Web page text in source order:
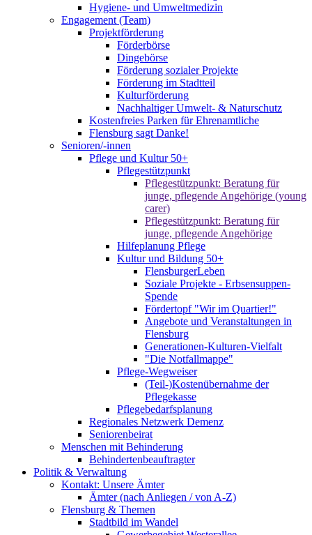
Hygiene- und Umweltmedizin
Engagement (Team)
Projektförderung
Förderbörse
Dingebörse
Förderung sozialer Projekte
Förderung im Stadtteil
Kulturförderung
Nachhaltiger Umwelt- & Naturschutz
Kostenfreies Parken für Ehrenamtliche
Flensburg sagt Danke!
Senioren/-innen
Pflege und Kultur 50+
Pflegestützpunkt
Pflegestützpunkt: Beratung für
junge, pflegende Angehörige (young
carer)
Pflegestützpunkt: Beratung für
junge, pflegende Angehörige
Hilfeplanung Pflege
Kultur und Bildung 50+
FlensburgerLeben
Soziale Projekte - Erbsensuppen-
Spende
Fördertopf "Wir im Quartier!"
Angebote und Veranstaltungen in
Flensburg
Generationen-Kulturen-Vielfalt
"Die Notfallmappe"
Pflege-Wegweiser
(Teil-)Kostenübernahme der
Pflegekasse
Pflegebedarfsplanung
Regionales Netzwerk Demenz
Seniorenbeirat
Menschen mit Behinderung
Behindertenbeauftragter
Politik & Verwaltung
Kontakt: Unsere Ämter
Ämter (nach Anliegen / von A-Z)
Flensburg & Themen
Stadtbild im Wandel